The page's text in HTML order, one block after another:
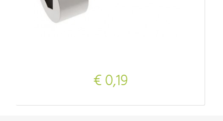
€ 0,19